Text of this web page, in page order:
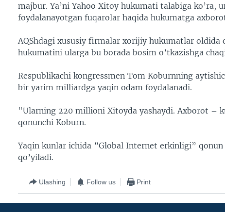
majbur. Ya’ni Yahoo Xitoy hukumati talabiga ko’ra,
foydalanayotgan fuqarolar haqida hukumatga
AQShdagi xususiy firmalar xorijiy hukumatlar oldida
hukumatini ularga bu borada bosim o’tkazishga
Respublikachi kongressmen Tom Koburnning
bir yarim milliardga yaqin odam foydalanadi.
"Ularning 220 millioni Xitoyda yashaydi. Axborot –
qonunchi Koburn.
Yaqin kunlar ichida ”Global Internet erkinligi”
qo’yiladi.
Ulashing Follow us Print